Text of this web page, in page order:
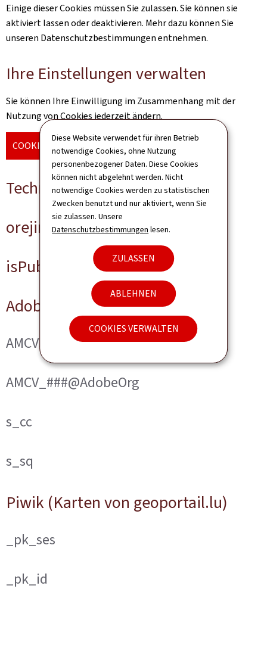
Diese Website verwendet für ihren Betrieb
notwendige Cookies, ohne Nutzung
personenbezogener Daten. Diese Cookies
können nicht abgelehnt werden. Nicht
notwendige Cookies werden zu statistischen
Zwecken benutzt und nur aktiviert, wenn Sie
sie zulassen. Unsere
Datenschutzbestimmungen lesen.
ZULASSEN
ABLEHNEN
COOKIES VERWALTEN
Einige dieser Cookies müssen Sie zulassen. Sie können sie
aktiviert lassen oder deaktivieren. Mehr dazu können Sie
unseren Datenschutzbestimmungen entnehmen.
Ihre Einstellungen verwalten
Sie können Ihre Einwilligung im Zusammenhang mit der
Nutzung von Cookies jederzeit ändern.
COOKIES VERWALTEN
Technische Cookies
orejime
isPublicWebsite
Adobe Analytics
AMCVS_###@AdobeOrg
AMCV_###@AdobeOrg
s_cc
s_sq
Piwik (Karten von geoportail.lu)
_pk_ses
_pk_id